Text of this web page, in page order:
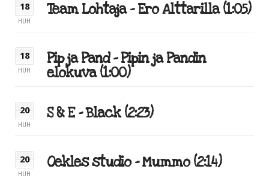
18
HUH
Team Lohtaja – Ero Alttarilla (1:05)
18
HUH
Pip ja Pand – Pipin ja Pandin
elokuva (1:00)
20
HUH
S & E – Black (2:23)
20
HUH
Oekles studio – Mummo (2:14)